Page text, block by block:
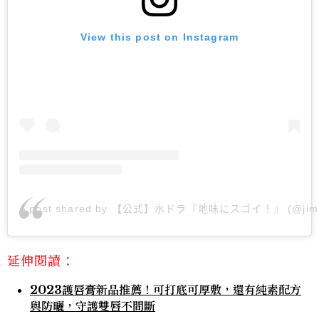
View this post on Instagram
A post shared by 【公式】水ドラ『地味にスゴイ！』
延伸閱讀：
2023護唇膏新品推薦！可打底可厚敷，還有純素配方
與防曬，守護雙唇不間斷